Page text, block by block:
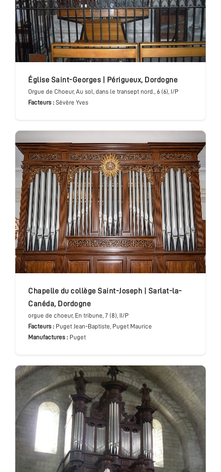
église Saint-Georges| Périgueux, Dordogne
Orgue de Choeur, Au sol, dans le transept nord., 6 (6), I/P
Facteurs : Sévère Yves
chapelle du collège Saint-Joseph
Sarlat-la-
Canéda, Dordogne
orgue de choeur, En tribune, 7 (8), II/P
Facteurs : Puget Jean-Baptiste, Puget Maurice
Manufactures : Puget